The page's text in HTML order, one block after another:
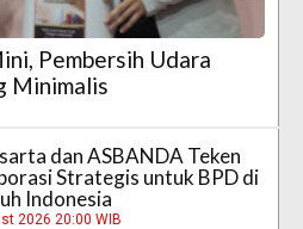
Pembersih Udara
Minimalis
dan ASBANDA Teken
Strategis untuk BPD di
Indonesia
2026 20:00 WIB